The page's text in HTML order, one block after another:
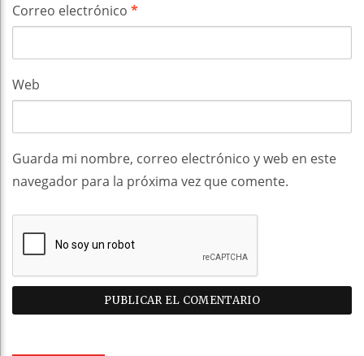
Correo electrónico *
Web
Guarda mi nombre, correo electrónico y web en este
navegador para la próxima vez que comente.